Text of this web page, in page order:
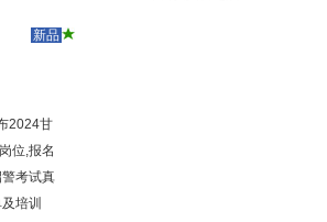
新品
2024甘
位,报名
考试真
培训